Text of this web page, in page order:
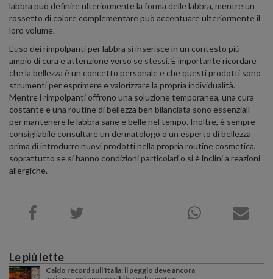
labbra può definire ulteriormente la forma delle labbra, mentre un
rossetto di colore complementare può accentuare ulteriormente il
loro volume.
L'uso dei rimpolpanti per labbra si inserisce in un contesto più
ampio di cura e attenzione verso se stessi. È importante ricordare
che la bellezza è un concetto personale e che questi prodotti sono
strumenti per esprimere e valorizzare la propria individualità.
Mentre i rimpolpanti offrono una soluzione temporanea, una cura
costante e una routine di bellezza ben bilanciata sono essenziali
per mantenere le labbra sane e belle nel tempo. Inoltre, è sempre
consigliabile consultare un dermatologo o un esperto di bellezza
prima di introdurre nuovi prodotti nella propria routine cosmetica,
soprattutto se si hanno condizioni particolari o si è inclini a reazioni
allergiche.
Le più lette
Caldo record sull'Italia: il peggio deve ancora